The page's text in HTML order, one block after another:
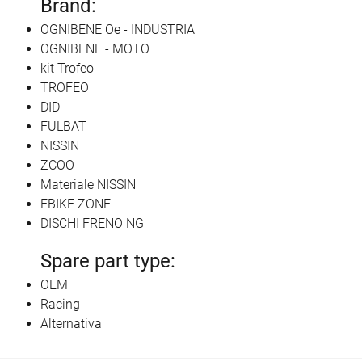
Brand:
OGNIBENE Oe - INDUSTRIA
OGNIBENE - MOTO
kit Trofeo
TROFEO
DID
FULBAT
NISSIN
ZCOO
Materiale NISSIN
EBIKE ZONE
DISCHI FRENO NG
Spare part type:
OEM
Racing
Alternativa